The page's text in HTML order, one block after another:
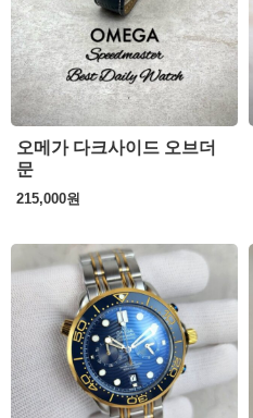
오메가 다크사이드 오브더
문
215,000원